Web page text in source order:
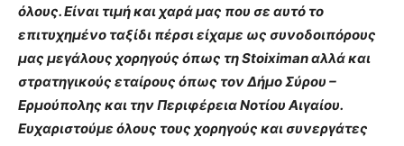
όλους. Είναι τιμή και χαρά μας που σε αυτό το
επιτυχημένο ταξίδι πέρσι είχαμε ως συνοδοιπόρους
μας μεγάλους χορηγούς όπως τη Stoiximan αλλά και
στρατηγικούς εταίρους όπως τον Δήμο Σύρου –
Ερμούπολης και την Περιφέρεια Νοτίου Αιγαίου.
Ευχαριστούμε όλους τους χορηγούς και συνεργάτες